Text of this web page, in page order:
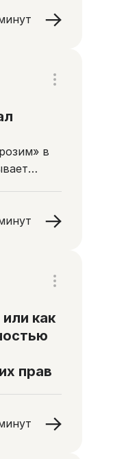
в
как
прав